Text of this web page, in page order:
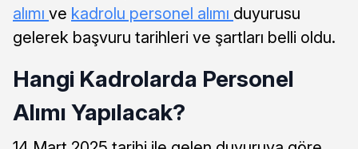
alımı ve kadrolu personel alımı duyurusu
gelerek başvuru tarihleri ve şartları belli oldu.
Hangi Kadrolarda Personel
Alımı Yapılacak?